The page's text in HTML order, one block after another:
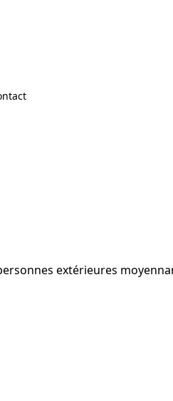
extérieures